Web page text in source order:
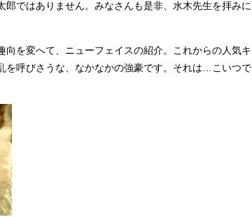
郎ではありません。みなさんも是非、水木先生を拝みに
を変へて、ニューフェイスの紹介。これからの人気キ
を呼びさうな、なかなかの強豪です。それは…こいつで